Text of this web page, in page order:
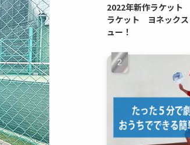
2022年新作ラケット
ラケット ヨネックス
ュー！